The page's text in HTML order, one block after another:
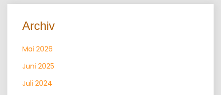
Archiv
Mai 2026
Juni 2025
Juli 2024